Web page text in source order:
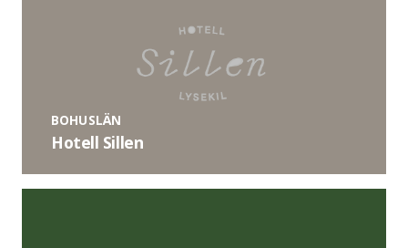
BOHUSLÄN
Hotell Sillen